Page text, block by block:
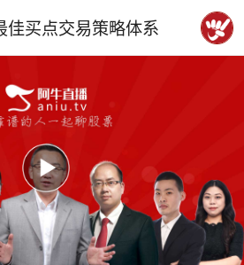
佳买点交易策略体系